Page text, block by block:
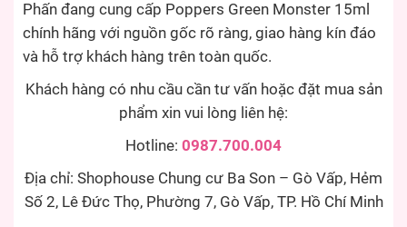
Phấn đang cung cấp Poppers Green Monster 15ml
chính hãng với nguồn gốc rõ ràng, giao hàng kín đáo
và hỗ trợ khách hàng trên toàn quốc.
Khách hàng có nhu cầu cần tư vấn hoặc đặt mua sản
phẩm xin vui lòng liên hệ:
Hotline: 0987.700.004
Địa chỉ: Shophouse Chung cư Ba Son – Gò Vấp, Hẻm
Số 2, Lê Đức Thọ, Phường 7, Gò Vấp, TP. Hồ Chí Minh